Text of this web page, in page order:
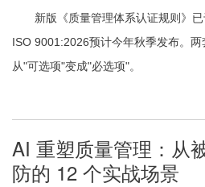
新版《质量管理体系认证规则》
ISO 9001:2026预计今年秋季发布。
从"可选项"变成"必选项"。
AI 重塑质量管理：从
防的 12 个实战场景